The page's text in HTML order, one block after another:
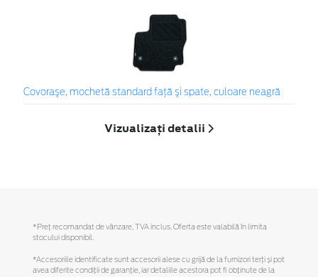
Covoraşe, mochetă standard faţă şi spate, culoare neagră
Vizualizați detalii
*Preţ recomandat de vânzare, TVA inclus. Oferta este valabilă în limita
stocului disponibil.
*Accesoriile identificate sunt accesorii alese cu grijă de la furnizori terți și pot
avea diferite condiții de garanție, iar detaliile acestora pot fi obținute de la